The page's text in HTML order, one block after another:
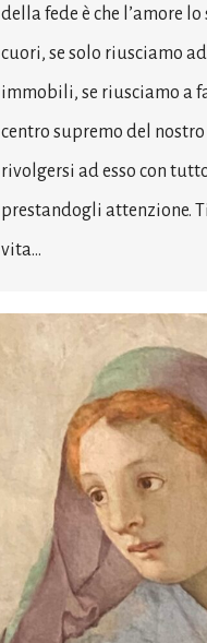
della fede è che l’amore
cuori, se solo riusciamo
immobili, se riusciamo a
centro supremo del nostro
rivolgersi ad esso con
prestandogli attenzione.
vita…